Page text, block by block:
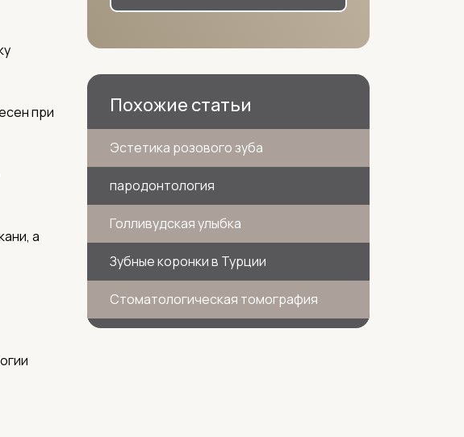
при
а
Похожие статьи
Эстетика розового зуба
пародонтология
Голливудская улыбка
Зубные коронки в Турции
Стоматологическая томография